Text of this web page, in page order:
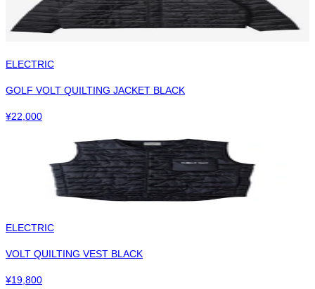
ELECTRIC
GOLF VOLT QUILTING JACKET BLACK
¥22,000
ELECTRIC
VOLT QUILTING VEST BLACK
¥19,800